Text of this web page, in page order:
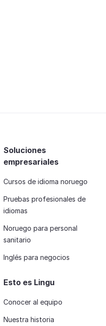
Soluciones
empresariales
Cursos de idioma noruego
Pruebas profesionales de
idiomas
Noruego para personal
sanitario
Inglés para negocios
Esto es Lingu
Conocer al equipo
Nuestra historia